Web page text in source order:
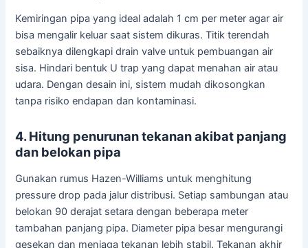
Kemiringan pipa yang ideal adalah 1 cm per meter agar air
bisa mengalir keluar saat sistem dikuras. Titik terendah
sebaiknya dilengkapi drain valve untuk pembuangan air
sisa. Hindari bentuk U trap yang dapat menahan air atau
udara. Dengan desain ini, sistem mudah dikosongkan
tanpa risiko endapan dan kontaminasi.
4. Hitung penurunan tekanan akibat panjang
dan belokan pipa
Gunakan rumus Hazen-Williams untuk menghitung
pressure drop pada jalur distribusi. Setiap sambungan atau
belokan 90 derajat setara dengan beberapa meter
tambahan panjang pipa. Diameter pipa besar mengurangi
gesekan dan menjaga tekanan lebih stabil. Tekanan akhir